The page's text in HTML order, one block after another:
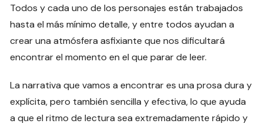
Todos y cada uno de los personajes están trabajados
hasta el más mínimo detalle, y entre todos ayudan a
crear una atmósfera asfixiante que nos dificultará
encontrar el momento en el que parar de leer.
La narrativa que vamos a encontrar es una prosa dura y
explícita, pero también sencilla y efectiva, lo que ayuda
a que el ritmo de lectura sea extremadamente rápido y